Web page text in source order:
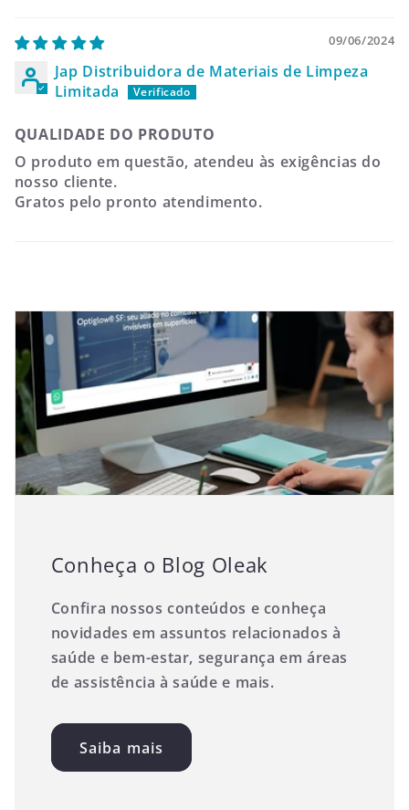
09/06/2024
Jap Distribuidora de Materiais de Limpeza
Limitada
QUALIDADE DO PRODUTO
O produto em questão, atendeu às exigências do
nosso cliente.
Gratos pelo pronto atendimento.
Conheça o Blog Oleak
Confira nossos conteúdos e conheça
novidades em assuntos relacionados à
saúde e bem-estar, segurança em áreas
de assistência à saúde e mais.
Saiba mais